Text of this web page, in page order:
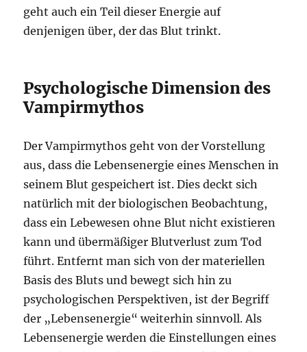
geht auch ein Teil dieser Energie auf
denjenigen über, der das Blut trinkt.
Psychologische Dimension des
Vampirmythos
Der Vampirmythos geht von der Vorstellung
aus, dass die Lebensenergie eines Menschen in
seinem Blut gespeichert ist. Dies deckt sich
natürlich mit der biologischen Beobachtung,
dass ein Lebewesen ohne Blut nicht existieren
kann und übermäßiger Blutverlust zum Tod
führt. Entfernt man sich von der materiellen
Basis des Bluts und bewegt sich hin zu
psychologischen Perspektiven, ist der Begriff
der „Lebensenergie“ weiterhin sinnvoll. Als
Lebensenergie werden die Einstellungen eines